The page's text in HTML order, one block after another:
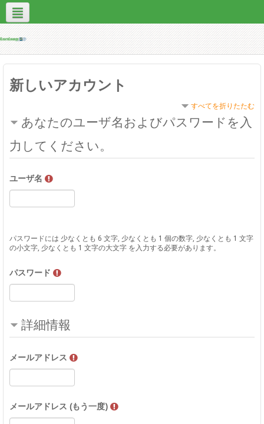
新しいアカウント
すべてを折りたたむ
あなたのユーザ名およびパスワードを入
力してください。
ユーザ名
パスワードには 少なくとも 6 文字, 少なくとも 1 個の数字, 少なくとも 1 文字
の小文字, 少なくとも 1 文字の大文字 を入力する必要があります。
パスワード
詳細情報
メールアドレス
メールアドレス (もう一度)